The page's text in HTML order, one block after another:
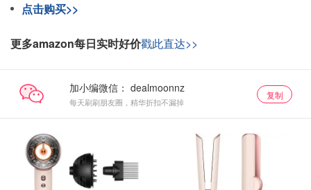
点击购买>>
更多amazon每日实时好价戳此直达>>
加小编微信：
每天刷刷朋友圈，精华折扣不漏掉
复制